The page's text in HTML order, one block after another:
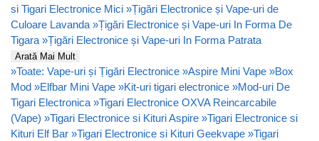
si Tigari Electronice Mici »Țigări Electronice și Vape-uri de
Culoare Lavanda »Țigări Electronice și Vape-uri In Forma De
Tigara »Țigări Electronice și Vape-uri In Forma Patrata
Arată Mai Mult
»Toate: Vape-uri și Țigări Electronice »Aspire Mini Vape »Box
Mod »Elfbar Mini Vape »Kit-uri tigari electronice »Mod-uri De
Tigari Electronica »Tigari Electronice OXVA Reincarcabile
(Vape) »Tigari Electronice si Kituri Aspire »Tigari Electronice si
Kituri Elf Bar »Tigari Electronice si Kituri Geekvape »Tigari